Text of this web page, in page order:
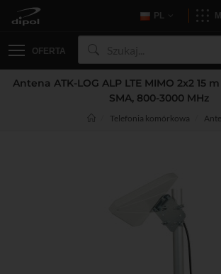
PL
OFERTA
Antena ATK-LOG ALP LTE MIMO 2x2 15
SMA, 800-3000 MHz
Telefonia komórkowa